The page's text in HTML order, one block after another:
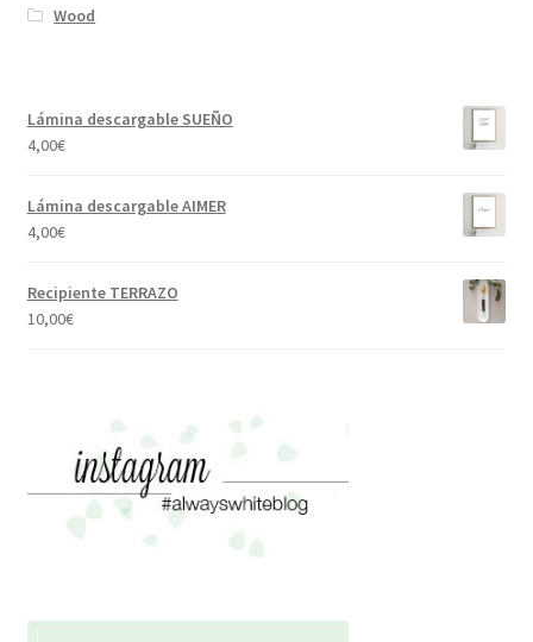
Wood
Lámina descargable SUEÑO
4,00€
Lámina descargable AIMER
4,00€
Recipiente TERRAZO
10,00€